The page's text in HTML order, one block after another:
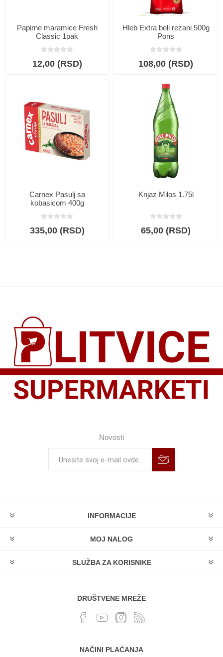
Papirne maramice Fresh
Classic 1pak
12,00 (RSD)
Hleb Extra beli rezani 500g
Pons
108,00 (RSD)
Carnex Pasulj sa
kobasicom 400g
335,00 (RSD)
Knjaz Milos 1.75l
65,00 (RSD)
Novosti
INFORMACIJE
MOJ NALOG
SLUŽBA ZA KORISNIKE
DRUŠTVENE MREŽE
NAČINI PLAĆANJA